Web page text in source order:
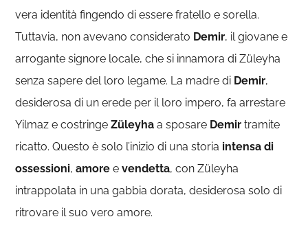
vera identità fingendo di essere fratello e sorella.
Tuttavia, non avevano considerato Demir, il giovane e
arrogante signore locale, che si innamora di Züleyha
senza sapere del loro legame. La madre di Demir,
desiderosa di un erede per il loro impero, fa arrestare
Yilmaz e costringeZüleyha a sposare Demir tramite
ricatto. Questo è solo l’inizio di una storia intensa di
ossessioni,amore evendetta, con Züleyha
intrappolata in una gabbia dorata, desiderosa solo di
ritrovare il suo vero amore.